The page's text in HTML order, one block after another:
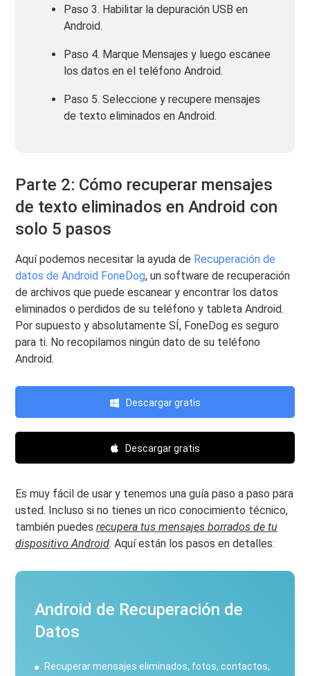
Paso 3. Habilitar la depuración USB en
Android.
Paso 4. Marque Mensajes y luego escanee
los datos en el teléfono Android.
Paso 5. Seleccione y recupere mensajes
de texto eliminados en Android.
Parte 2: Cómo recuperar mensajes
de texto eliminados en Android con
solo 5 pasos
Aquí podemos necesitar la ayuda de Recuperación de
datos de Android FoneDog, un software de recuperación
de archivos que puede escanear y encontrar los datos
eliminados o perdidos de su teléfono y tableta Android.
Por supuesto y absolutamente SÍ, FoneDog es seguro
para ti. No recopilamos ningún dato de su teléfono
Android.
Descargar gratis
Descargar gratis
Es muy fácil de usar y tenemos una guía paso a paso para
usted. Incluso si no tienes un rico conocimiento técnico,
también puedesrecupera tus mensajes borrados de tu
dispositivo Android. Aquí están los pasos en detalles:
Android de Recuperación de
Datos
Recuperar mensajes eliminados, fotos, contactos,